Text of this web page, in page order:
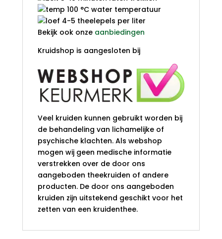
100 °C water temperatuur
4-5 theelepels per liter
Bekijk ook onze aanbiedingen
Kruidshop is aangesloten bij
Veel kruiden kunnen gebruikt worden bij
de behandeling van lichamelijke of
psychische klachten. Als webshop
mogen wij geen medische informatie
verstrekken over de door ons
aangeboden theekruiden of andere
producten. De door ons aangeboden
kruiden zijn uitstekend geschikt voor het
zetten van een kruidenthee.